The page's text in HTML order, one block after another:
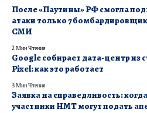
После «Паутины» РФ смогла
атаки только 7
СМИ
2 Мин Чтения
Google собирает дата-центр из
Pixel: как это работает
3 Мин Чтения
Заявка на справедливость:
участники НМТ могут подать